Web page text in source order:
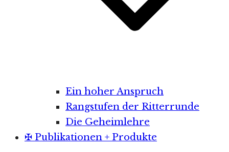
Ein hoher Anspruch
Rangstufen der Ritterrunde
Die Geheimlehre
✠ Publikationen + Produkte